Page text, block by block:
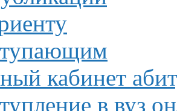
кабинет
в вуз